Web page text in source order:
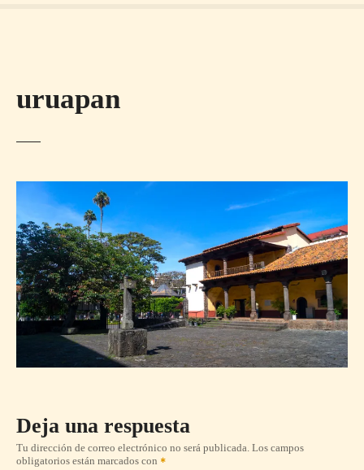
uruapan
Deja una respuesta
Tu dirección de correo electrónico no será publicada. Los campos
obligatorios están marcados con